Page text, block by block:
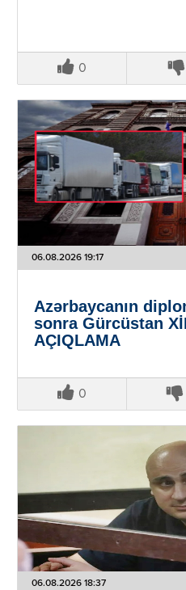
0
06.08.2026 19:17
Azərbaycanın
sonra Gürcüstan
AÇIQLAMA
0
06.08.2026 18:37